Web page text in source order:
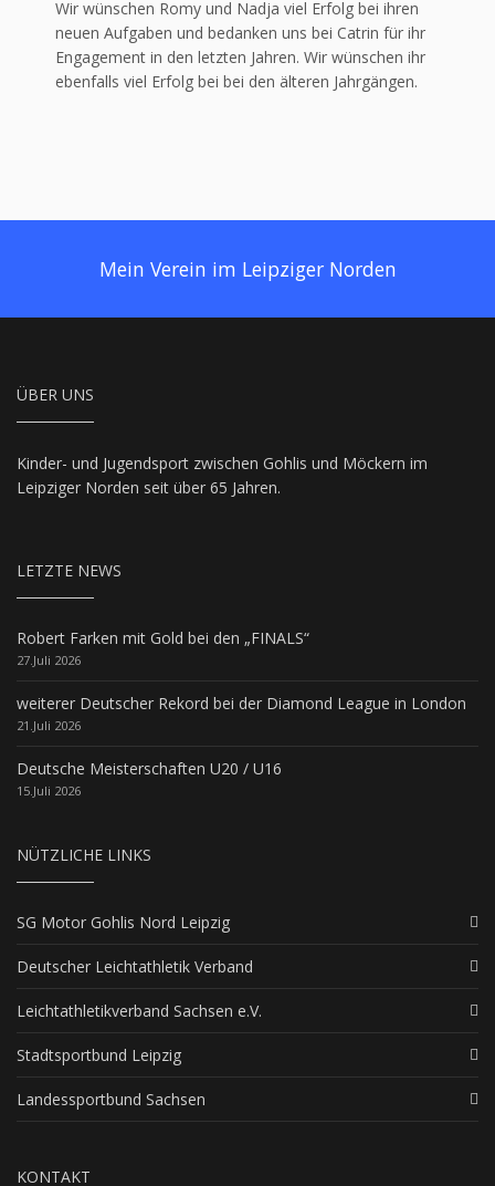
Wir wünschen Romy und Nadja viel Erfolg bei ihren
neuen Aufgaben und bedanken uns bei Catrin für ihr
Engagement in den letzten Jahren. Wir wünschen ihr
ebenfalls viel Erfolg bei bei den älteren Jahrgängen.
Mein Verein im Leipziger Norden
ÜBER UNS
Kinder- und Jugendsport zwischen Gohlis und Möckern im
Leipziger Norden seit über 65 Jahren.
LETZTE NEWS
Robert Farken mit Gold bei den „FINALS“
27.Juli 2026
weiterer Deutscher Rekord bei der Diamond League in London
21.Juli 2026
Deutsche Meisterschaften U20 / U16
15.Juli 2026
NÜTZLICHE LINKS
SG Motor Gohlis Nord Leipzig
Deutscher Leichtathletik Verband
Leichtathletikverband Sachsen e.V.
Stadtsportbund Leipzig
Landessportbund Sachsen
KONTAKT